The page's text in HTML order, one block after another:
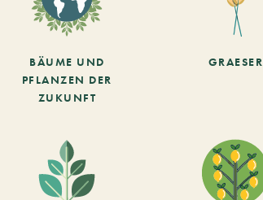
BÄUME UND
PFLANZEN DER
ZUKUNFT
GRAESER